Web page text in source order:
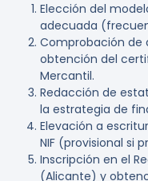
Elección del
adecuada
Comprobación de
obtención del
Mercantil.
Redacción de
la estrategia de
Elevación a
NIF (provisional si
Inscripción en el
(Alicante) y